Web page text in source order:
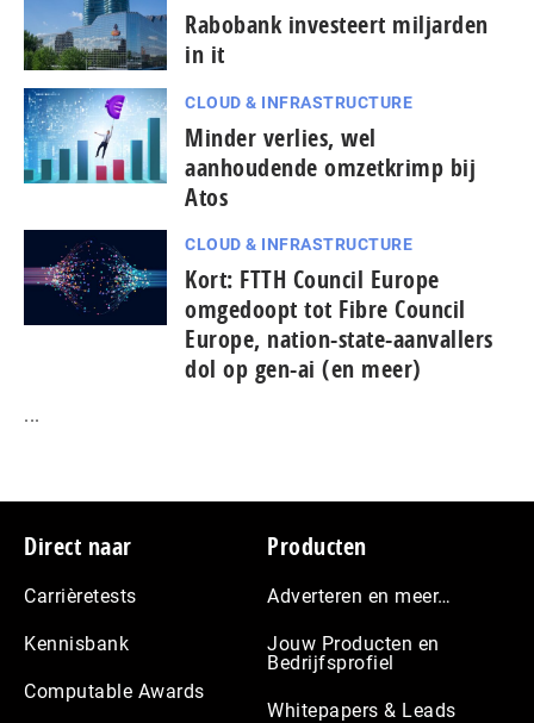
Rabobank investeert miljarden
in it
CLOUD & INFRASTRUCTURE
Minder verlies, wel
aanhoudende omzetkrimp bij
Atos
CLOUD & INFRASTRUCTURE
Kort: FTTH Council Europe
omgedoopt tot Fibre Council
Europe, nation-state-aanvallers
dol op gen-ai (en meer)
...
Footer
Direct naar
Carrièretests
Kennisbank
Computable Awards
Producten
Adverteren en meer…
Jouw Producten en
Bedrijfsprofiel
Whitepapers & Leads